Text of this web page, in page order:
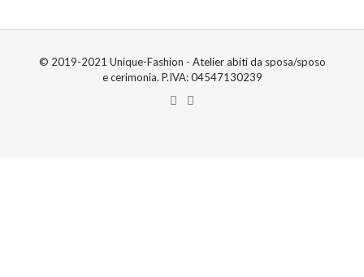
© 2019-2021 Unique-Fashion - Atelier abiti da sposa/sposo
e cerimonia. P.IVA: 04547130239